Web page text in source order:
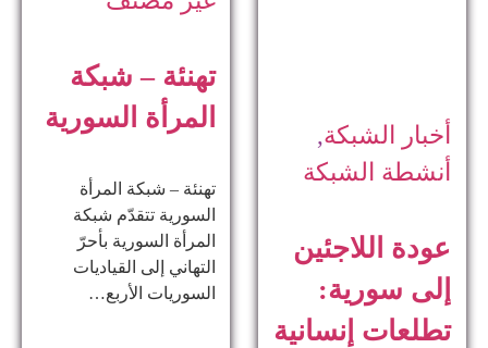
أخبار الشبكة,
أنشطة الشبكة
عودة اللاجئين
إلى سورية:
تطلعات إنسانية
تهنئة – شبكة
المرأة السورية
تهنئة – شبكة المرأة
السورية تتقدّم شبكة
المرأة السورية بأحرّ
التهاني إلى القياديات
السوريات الأربع…